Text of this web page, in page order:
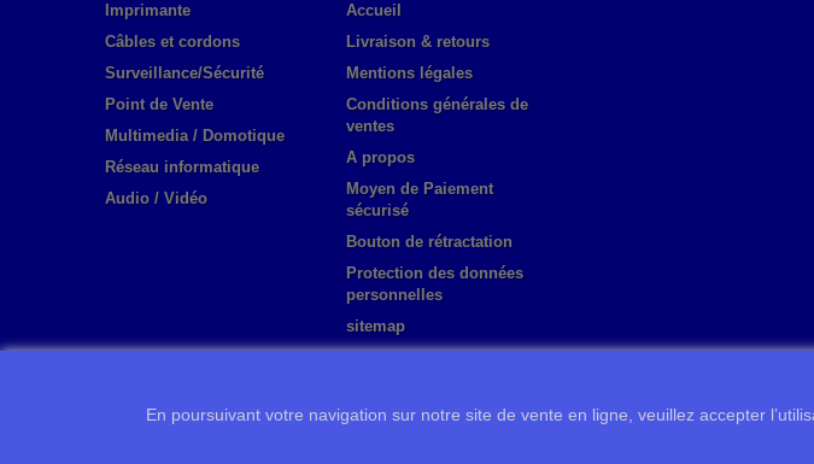
Imprimante
Câbles et cordons
Surveillance/Sécurité
Point de Vente
Multimedia / Domotique
Réseau informatique
Audio / Vidéo
Accueil
Livraison & retours
Mentions légales
Conditions générales de
ventes
A propos
Moyen de Paiement
sécurisé
Bouton de rétractation
Protection des données
personnelles
sitemap
En poursuivant votre navigation sur notre site de vente en ligne, veuillez accepter